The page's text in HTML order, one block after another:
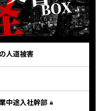
人道被害
中途入社幹部